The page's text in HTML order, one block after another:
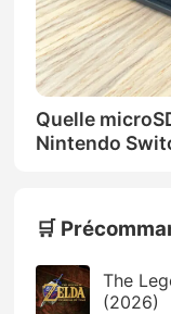
Quelle
Nintendo
🛒
The
(2026)